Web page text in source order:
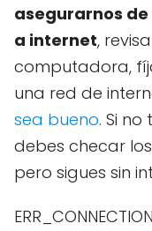
asegurarnos
a internet,
computadora,
una red de
sea bueno. Si
debes checar
pero sigues sin